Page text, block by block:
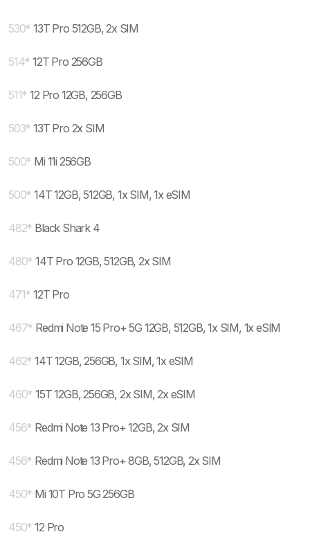
530* 13T Pro 512GB, 2x SIM
514* 12T Pro 256GB
511* 12 Pro 12GB, 256GB
503* 13T Pro 2x SIM
500* Mi 11i 256GB
500* 14T 12GB, 512GB, 1x SIM, 1x eSIM
482* Black Shark 4
480* 14T Pro 12GB, 512GB, 2x SIM
471* 12T Pro
467* Redmi Note 15 Pro+ 5G 12GB, 512GB, 1x SIM, 1x eSIM
462* 14T 12GB, 256GB, 1x SIM, 1x eSIM
460* 15T 12GB, 256GB, 2x SIM, 2x eSIM
456* Redmi Note 13 Pro+ 12GB, 2x SIM
456* Redmi Note 13 Pro+ 8GB, 512GB, 2x SIM
450* Mi 10T Pro 5G 256GB
450* 12 Pro